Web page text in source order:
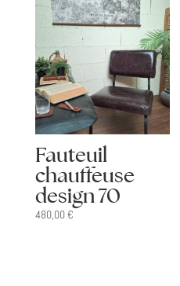
Fauteuil
chauffeuse
design 70
480,00€